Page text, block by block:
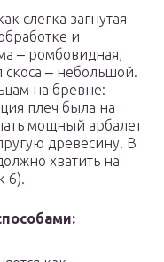
слегка загнутая
и
‒ ромбовидная,
скоса ‒ небольшой.
на бревне:
плеч была на
мощный арбалет
древесину. В
хватить на
6).